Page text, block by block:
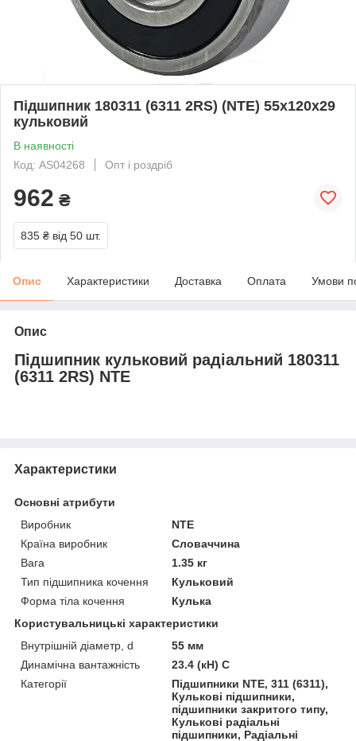
Підшипник 180311 (6311 2RS) (NTE) 55x120x29
кульковий
В наявності
Код: AS04268
Опт і роздріб
962 ₴
835 ₴ від 50 шт.
Опис Характеристики Доставка Оплата Умови
Опис
Підшипник кульковий радіальний 180311
(6311 2RS) NTE
Характеристики
Основні атрибути
Виробник
NTE
Країна виробник
Словаччина
Вага
1.35 кг
Тип підшипника кочення
Кульковий
Форма тіла кочення
Кулька
Користувальницькі характеристики
Внутрішній діаметр, d
55 мм
Динамічна вантажність
23.4 (кН) C
Категорії
Підшипники NTE, 311 (6311),
Кулькові підшипники,
підшипники закритого типу,
Кулькові радіальні
підшипники, Радіальні